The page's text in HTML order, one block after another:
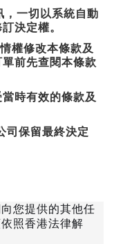
，一切以系統自動
決定權。
權修改本條款及
前先查閱本條款
時有效的條款及
司保留最終決定
您提供的其他任
照香港法律解